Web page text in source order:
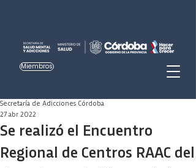
Miembros
Se realizó el Encuentro
Regional de Centros RAAC del
Secretaría de Adicciones Córdoba
27 abr 2022